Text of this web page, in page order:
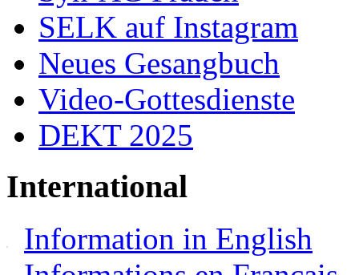
SELK auf Instagram
Neues Gesangbuch
Video-Gottesdienste
DEKT 2025
International
Information in English